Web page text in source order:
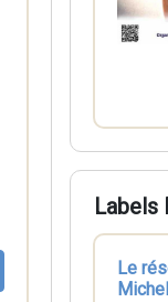
Labels
Le